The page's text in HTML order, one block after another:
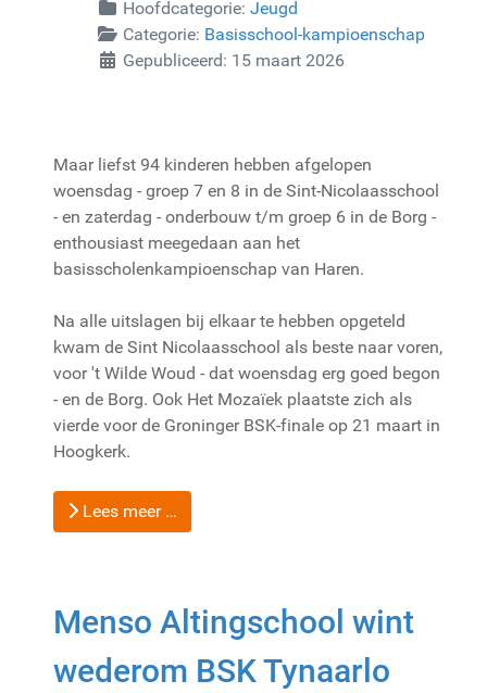
Hoofdcategorie: Jeugd
Categorie: Basisschool-kampioenschap
Gepubliceerd: 15 maart 2026
Maar liefst 94 kinderen hebben afgelopen
woensdag - groep 7 en 8 in de Sint-Nicolaasschool
- en zaterdag - onderbouw t/m groep 6 in de Borg -
enthousiast meegedaan aan het
basisscholenkampioenschap van Haren.
Na alle uitslagen bij elkaar te hebben opgeteld
kwam de Sint Nicolaasschool als beste naar voren,
voor 't Wilde Woud - dat woensdag erg goed begon
- en de Borg. Ook Het Mozaïek plaatste zich als
vierde voor de Groninger BSK-finale op 21 maart in
Hoogkerk.
Lees meer …
Menso Altingschool wint
wederom BSK Tynaarlo